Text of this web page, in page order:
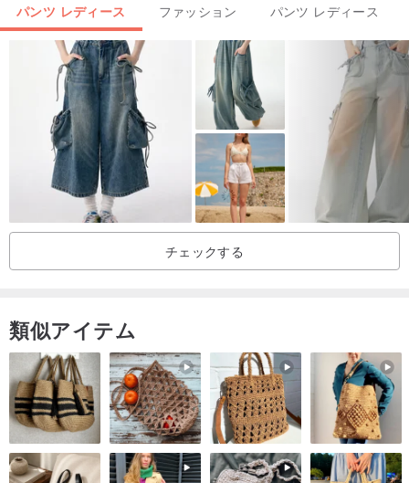
【MEDUSALADY】軽くて上品なクロップドワイドパンツ
【ファブリック/バージョン】
バージョン：中程度
弾力性：なし
生地の厚さ：薄い
内部：短い
パンツ レディース ファッション パンツ レディース
チェックする
類似アイテム